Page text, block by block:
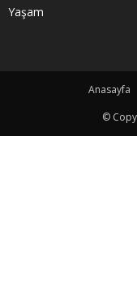
Yaşam
Anasayfa
©